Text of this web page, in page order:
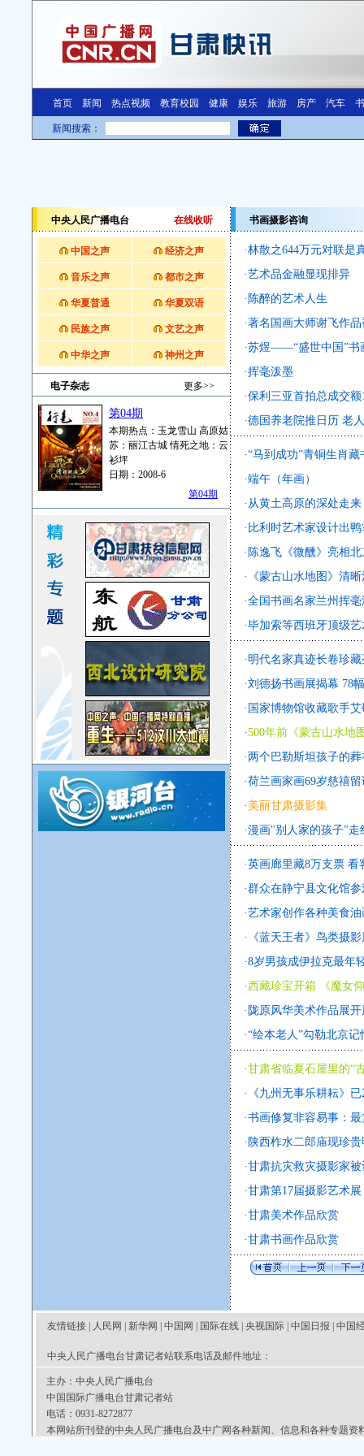
中央人民广播电台 在线收听
中国之声 经济之声
音乐之声 都市之声
华夏普通 华夏双语
民族之声 文艺之声
中华之声 神州之声
电子杂志 更多>>
第04期
本期热点：玉龙雪山 高原姑
苏：丽江古城 情死之地：云
衫坪
日期：2008-6
第04期
书画摄影咨询
·林散之644万元对联是
·艺术品金融显现排异
· 陈醉的艺术人生
·著名国画大师谢飞作
·苏煜——“盛世中国”书
·挥毫泼墨
·保利三亚首拍总成交
·德国养老院推日历 老
·“马到成功”青铜生肖藏
·端午（年画）
· 从黄土高原的深处走来
· 比利时艺术家设计出
· 陈逸飞《微醺》亮相
·
《蒙古山水地图》清
·全国书画名家兰州挥
·毕加索等西班牙顶级
· 明代名家真迹长卷珍
·刘德扬书画展揭幕 78
· 国家博物馆收藏歌手
·500年前《蒙古山水地
· 两个巴勒斯坦孩子的
·荷兰画家画69岁慈禧
· 美丽甘肃摄影集
·漫画"别人家的孩子"走
·英画廊里藏8万支票 看
·群众在静宁县文化馆
·艺术家创作各种美食
·
《蓝天王者》鸟类摄
·8岁男孩成伊拉克最年
·西藏珍宝开箱 《魔女
· 陇原风华美术作品展
·“绘本老人”勾勒北京
·甘肃省临夏石屋里的“
·
《九州无事乐耕耘》
·书画修复非容易事：
· 陕西柞水二郎庙现珍
·甘肃抗灾救灾摄影家被
·甘肃第17届摄影艺术
·甘肃美术作品欣赏
·甘肃书画作品欣赏